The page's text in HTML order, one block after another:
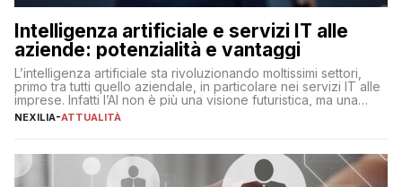
Intelligenza artificiale e servizi IT alle
aziende: potenzialità e vantaggi
L’intelligenza artificiale sta rivoluzionando moltissimi settori,
primo tra tutti quello aziendale, in particolare nei servizi IT alle
imprese. Infatti l’AI non è più una visione futuristica, ma una
realtà operativa che sta portando a un cambio significativo in
operazioni, bensì comporta […]
NEXILIA-ATTUALITÀ